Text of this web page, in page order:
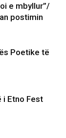
e mbyllur”/
postimin
Poetike të
Etno Fest